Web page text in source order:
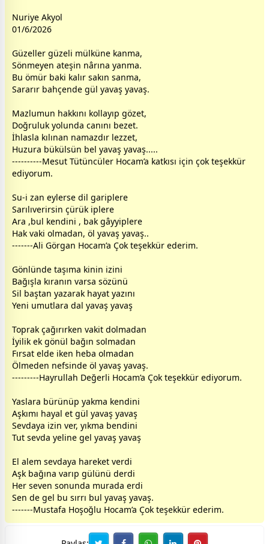
Nuriye Akyol
01/6/2026
Güzeller güzeli mülküne kanma,
Sönmeyen ateşin nârına yanma.
Bu ömür baki kalır sakın sanma,
Sararır bahçende gül yavaş yavaş.
Mazlumun hakkını kollayıp gözet,
Doğruluk yolunda canını bezet.
İhlasla kılınan namazdır lezzet,
Huzura bükülsün bel yavaş yavaş.....
----------Mesut Tütüncüler Hocam’a katkısı için çok teşekkür
ediyorum.
Su-i zan eylerse dil gariplere
Sarılıverirsin çürük iplere
Ara ,bul kendini , bak gâyyiplere
Hak vaki olmadan, öl yavaş yavaş..
-------Ali Görgan Hocam’a Çok teşekkür ederim.
Gönlünde taşıma kinin izini
Bağışla kıranın varsa sözünü
Sil baştan yazarak hayat yazını
Yeni umutlara dal yavaş yavaş
Toprak çağırırken vakit dolmadan
İyilik ek gönül bağın solmadan
Fırsat elde iken heba olmadan
Ölmeden nefsinde öl yavaş yavaş.
---------Hayrullah Değerli Hocam’a Çok teşekkür ediyorum.
Yaslara bürünüp yakma kendini
Aşkımı hayal et gül yavaş yavaş
Sevdaya izin ver, yıkma bendini
Tut sevda yeline gel yavaş yavaş
El alem sevdaya hareket verdi
Aşk bağına varıp gülünü derdi
Her seven sonunda murada erdi
Sen de gel bu sırrı bul yavaş yavaş.
-------Mustafa Hoşoğlu Hocam’a Çok teşekkür ederim.